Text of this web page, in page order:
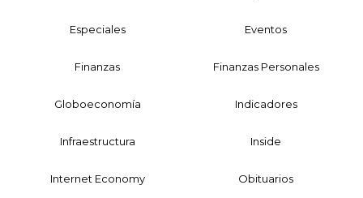
Especiales Eventos
Finanzas Finanzas Personales
Globoeconomía Indicadores
Infraestructura Inside
Internet Economy Obituarios